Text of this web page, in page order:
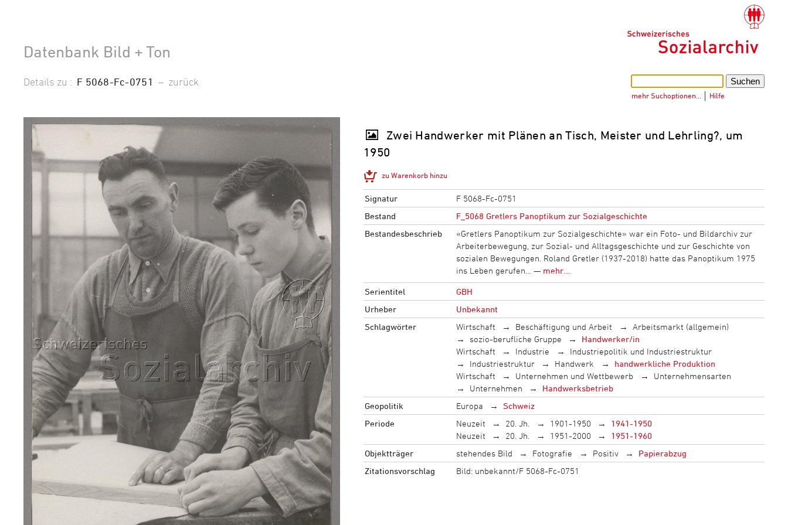
Datenbank Bild + Ton
mehr Suchoptionen… Hilfe
Details zu : F 5068-Fc-0751 – zurück
Zwei Handwerker mit Plänen an Tisch, Meister und Lehrling?, um
1950
zu Warenkorb hinzu
Signatur
F 5068-Fc-0751
Bestand
F_5068 Gretlers Panoptikum zur Sozialgeschichte
Bestandesbeschrieb
«Gretlers Panoptikum zur Sozialgeschichte» war ein Foto- und Bildarchiv zur
Arbeiterbewegung, zur Sozial- und Alltagsgeschichte und zur Geschichte von
sozialen Bewegungen. Roland Gretler (1937-2018) hatte das Panoptikum 1975
ins Leben gerufen… — mehr...
Serientitel
GBH
Urheber
Unbekannt
Schlagwörter
Wirtschaft Beschäftigung und Arbeit
Arbeitsmarkt (allgemein)
sozio-berufliche Gruppe
Handwerker/in
Wirtschaft
Industrie
Industriepolitik und Industriestruktur
Industriestruktur
Handwerk
handwerkliche Produktion
Wirtschaft
Unternehmen und Wettbewerb
Unternehmensarten
Unternehmen
Handwerksbetrieb
Geopolitik
Europa
Schweiz
Periode
Neuzeit 20. Jh. 1901-1950
1941-1950
Neuzeit
20. Jh. 1951-2000
1951-1960
Objektträger
stehendes Bild Fotografie Positiv
Papierabzug
Zitationsvorschlag
Bild: unbekannt/F 5068-Fc-0751